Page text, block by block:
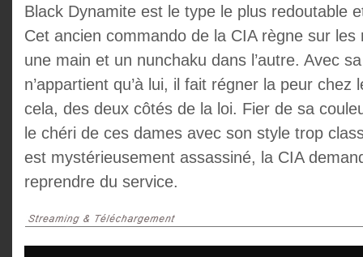
Black Dynamite est le type le plus redoutable
Cet ancien commando de la CIA règne sur
une main et un nunchaku dans l’autre. Avec
n’appartient qu’à lui, il fait régner la peur
cela, des deux côtés de la loi. Fier de sa
le chéri de ces dames avec son style trop
est mystérieusement assassiné, la CIA
reprendre du service.